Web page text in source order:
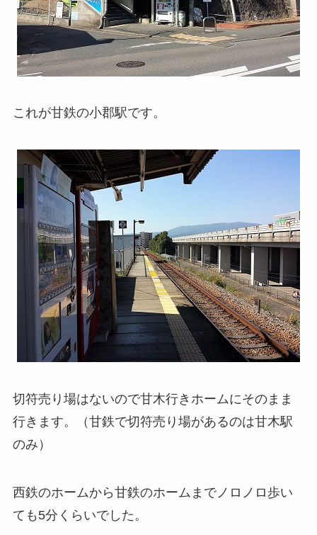
これが甘鉄の小郡駅です。
切符売り場はないので甘木行きホームにそのまま
行きます。（甘鉄で切符売り場があるのは甘木駅
のみ）
西鉄のホームから甘鉄のホームまでノロノロ歩い
ても5分くらいでした。